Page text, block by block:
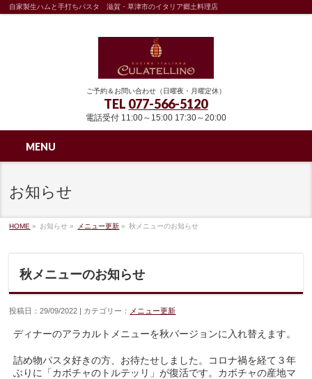
自家製生ハムと手打ちパスタ 滋賀・草津市のイタリア郷土料理店
ご予約＆お問い合わせ（日曜夜・月曜定休）
TEL 077-566-5120
電話受付 11:00～15:00 17:30～20:00
MENU
お知らせ
HOME » お知らせ » メニュー更新 » 秋メニューのお知らせ
秋メニューのお知らせ
投稿日：29/09/2022 | カテゴリー： メニュー更新
ディナーのアラカルトメニューを秋バージョンに入れ替えます。
詰め物パスタ好きの方、お待たせしました。コロナ禍を経て３年
ぶりに「カボチャのトルテッリ」が復活です。カボチャの産地マ